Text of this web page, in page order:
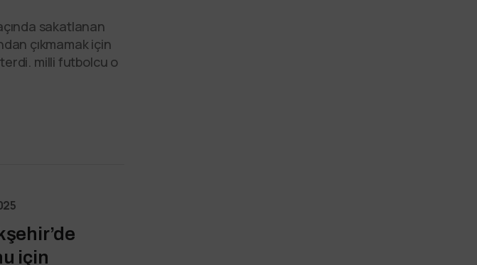
sakatlanan
çıkmamak için
milli futbolcu o
için